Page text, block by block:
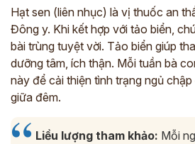
Hạt sen (liên nhục) là vị thuốc an
Đông y. Khi kết hợp với tảo biển,
bài trùng tuyệt vời. Tảo biển giúp
dưỡng tâm, ích thận. Mỗi tuần bà
này để cải thiện tình trạng ngủ
giữa đêm.
Liều lượng tham khảo: Mỗi